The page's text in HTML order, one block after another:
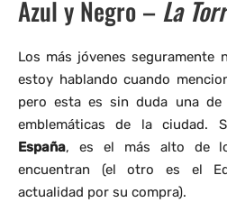
Azul y Negro – La
Los más jóvenes seguramente
estoy hablando cuando
pero esta es sin duda una de
emblemáticas de la ciudad.
España, es el más alto de
encuentran (el otro es el
actualidad por su compra).